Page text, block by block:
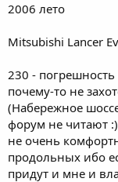
2006 лето
Mitsubishi Lancer
230 -
почему-то не
(Набережное
форум не читают
не очень
продольных ибо
придут и мне и